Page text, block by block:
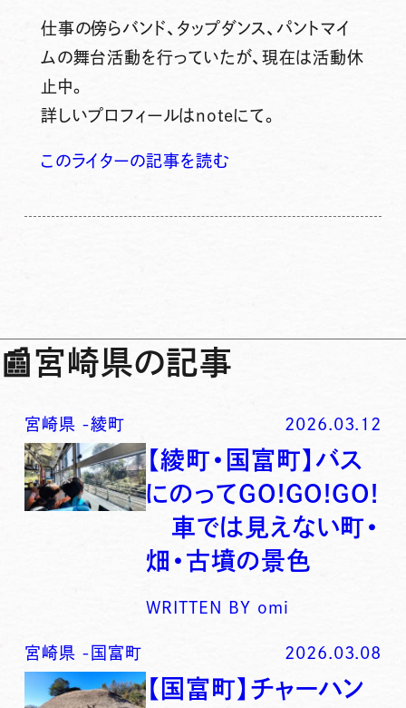
仕事の傍らバンド、タップダンス、パントマイ
ムの舞台活動を行っていたが、現在は活動休
止中。
詳しいプロフィールはnoteにて。
このライターの記事を読む
📰宮崎県の記事
宮崎県 -綾町 2026.03.12
【綾町・国富町】バス
にのってGO!GO!GO!
車では見えない町・
畑・古墳の景色
WRITTEN BY omi
宮崎県 - 国富町 2026.03.08
【国富町】チャーハン